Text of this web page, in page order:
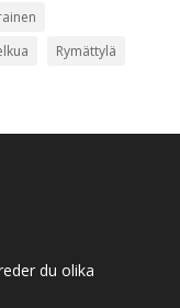
Rymättylä
du olika